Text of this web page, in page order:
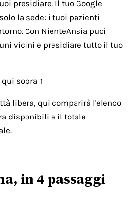
presidiare. Il tuo Google
la sede: i tuoi pazienti
Con NienteAnsia puoi
vicini e presidiare tutto il tuo
sopra ↑
libera, qui comparirà l'elenco
disponibili e il totale
in 4 passaggi